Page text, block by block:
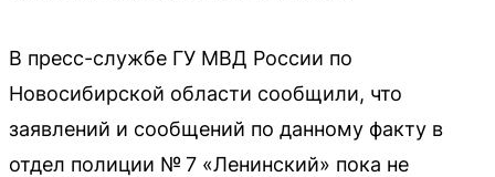
В пресс-службе ГУ МВД России по
Новосибирской области сообщили, что
заявлений и сообщений по данному факту в
отдел полиции № 7 «Ленинский» пока не